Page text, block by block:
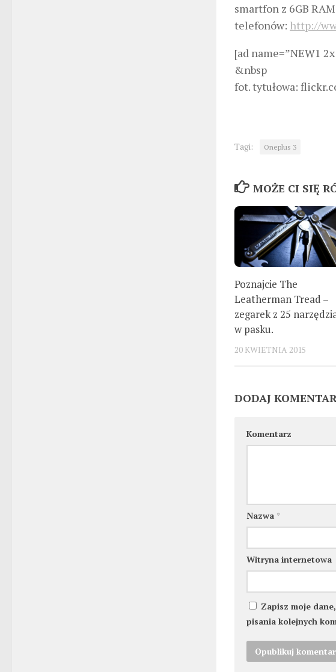
smartfon z 6GB
telefonów: http://
[ad name=”NEW1
&nbsp
fot. tytułowa:
Tagi: Oneplus 3
MOŻE CI SIĘ
Poznajcie The
Leatherman Tread –
zegarek z 25
w pasku.
20 KWIETNIA 2015
DODAJ
Komentarz
Nazwa *
Witryna internetowa
Zapisz moje
pisania kolejnych